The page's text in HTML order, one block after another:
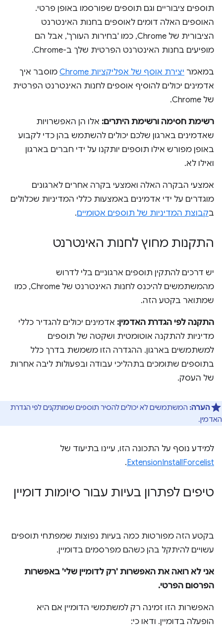
תוספים ציבוריים וגם תוספים שפורסמו באופן פרטי.
האוספים האלה דומים לאוספים בחנות האינטרנט
הציבורית של Chrome, כמו 'בחירות העורך', אבל הם
מופיעים בחנות האינטרנט הפרטית שלך ב-Chrome.
במאמר יצירת אוסף של אפליקציות Chrome
מוסבר איך
אדמינים יכולים להוסיף אוספים לחנות האינטרנט הפרטית
של Chrome.
רשימת חסימה ורשימת היתרים: אלו הן האפשרויות
שאדמינים בארגון שלכם יכולים להשתמש בהן כדי לקבוע
באופן מפורש אילו תוספים יותקנו על ידי חברים בארגון
ואילו לא.
אמצעי הבקרה האלה ואמצעי בקרה אחרים לארגונים
מוגדרים על ידי אדמינים באמצעות כללי המדיניות שכלולים
בקבוצת המדיניות של תוספים אטומיים.
התקנות מחוץ לחנות האינטרנט
יש דרכים להתקין תוספים ארגוניים בלי לדרוש
מהמשתמשים להיכנס לחנות האינטרנט של Chrome, כמו
שמתואר בקטע הזה.
התקנה לפי הגדרת האדמין: אדמינים יכולים להגדיר כללי
מדיניות להתקנה אוטומטית ושקטה של תוספים
למשתמשים בארגון. ההגדרה הזו משמשת בדרך כלל
בתוספים שתומכים בתהליכי עבודה ובפעולות ליבה אחרות
של העסק.
הערה: המשתמשים לא יכולים להסיר תוספים שמותקנים לפי הגדרת
האדמין.
למידע נוסף על התכונה הזו, עיינו בתיעוד של
ExtensionInstallForcelist
.
טיפים לפתרון בעיות עבור סיומות דומיין
בקטע הזה מפורטות כמה בעיות נפוצות שמפתחי תוספים
עשויים להיתקל בהן כשהם מפרסמים בדומיין.
אני לא רואה את האפשרות 'רק לדומיין שלי' באפשרות
הפרסום הפרטי.
האפשרות הזו זמינה רק למשתמשי הדומיין אם היא
הופעלה בדומיין. ודאו כי: